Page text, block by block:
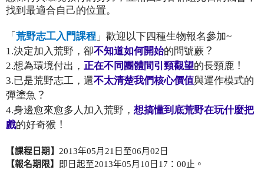
找到最適合自己的位置。
「 荒野志工入門課程 」歡迎以下四種生物報名參加~
1.決定加入荒野，卻不知道如何開始的問號蕨 ？
2.想為環境付出， 正在不同團體間引頸觀望的長頸鹿 ！
3.已是荒野志工，還不太清楚我們核心價值與運作模式的
彈塗魚 ？
4.身邊愈來愈多人加入荒野， 想搞懂到底荒野在玩什麼把
戲的好奇猴 ！
【課程日期 】 2013年05月 21 日至06月 02 日
【報名期限】
即日起至2013年05月 10 日 17 ： 00止。